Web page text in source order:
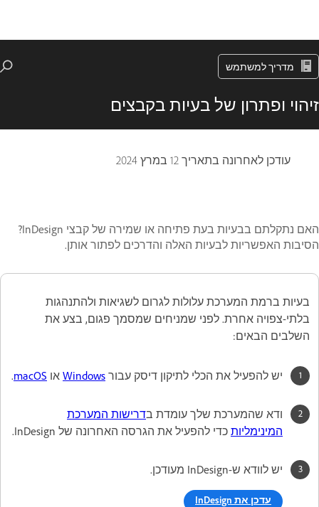
מדריך למשתמש
זיהוי ופתרון של בעיות בקבצים
עודכן לאחרונה בתאריך 12 במרץ 2024
האם נתקלתם בבעיות בעת פתיחה או שמירה של קבצי InDesign?
הסיבות האפשריות לבעיות האלה והדרכים לפתור אותן.
בעיות ברמת המערכת עלולות לגרום לשגיאות ולהתנהגות
בלתי-צפויה אחרת. לפני שמניחים שמסמך פגום, בצע את
השלבים הבאים:
יש להפעיל את הכלי לתיקון דיסק עבור Windows או macOS
.
ודא שהמערכת שלך עומדת בדרישות המערכת
המינימליות כדי להפעיל את הגרסה האחרונה של InDesign.
יש לוודא ש-InDesign מעודכן.
עדכן את InDesign